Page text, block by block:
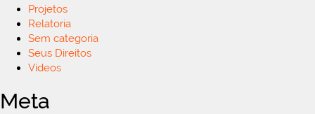
Projetos
Relatoria
Sem categoria
Seus Direitos
Vídeos
Meta